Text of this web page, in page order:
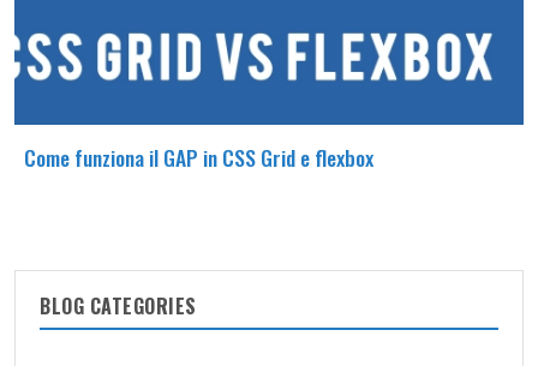
Come funziona il GAP in CSS Grid e flexbox
BLOG CATEGORIES